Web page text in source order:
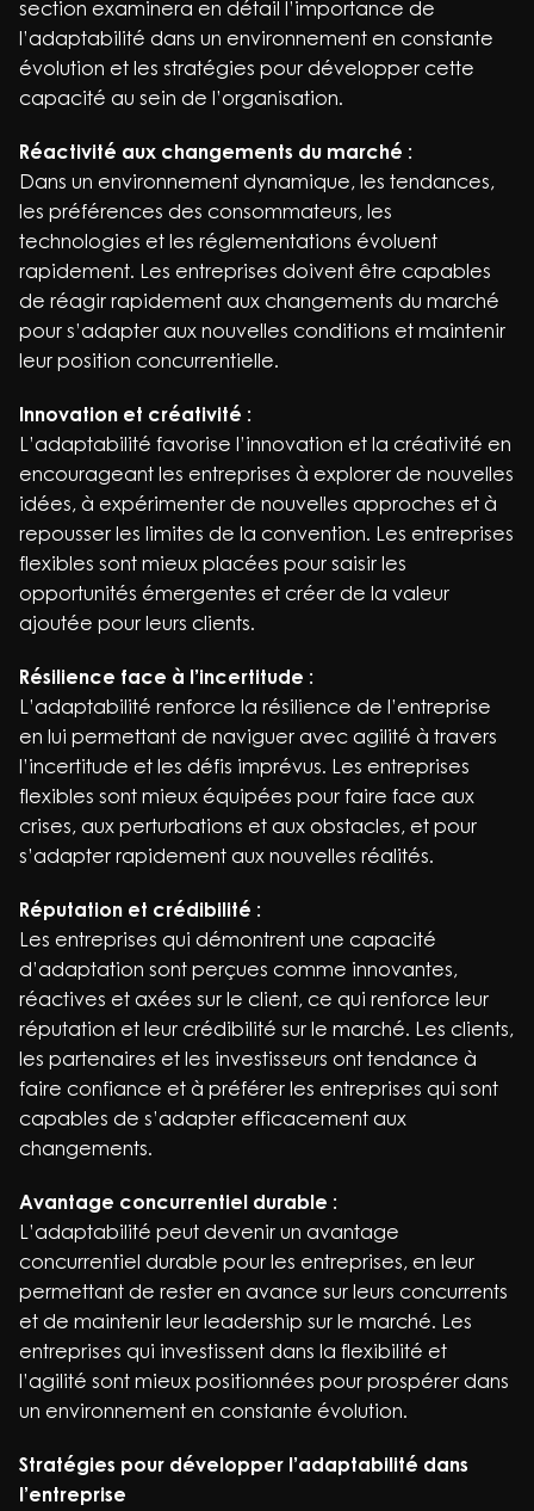
section examinera en détail l’importance de
l’adaptabilité dans un environnement en constante
évolution et les stratégies pour développer cette
capacité au sein de l’organisation.
Réactivité aux changements du marché :
Dans un environnement dynamique, les tendances,
les préférences des consommateurs, les
technologies et les réglementations évoluent
rapidement. Les entreprises doivent être capables
de réagir rapidement aux changements du marché
pour s’adapter aux nouvelles conditions et maintenir
leur position concurrentielle.
Innovation et créativité :
L’adaptabilité favorise l’innovation et la créativité en
encourageant les entreprises à explorer de nouvelles
idées, à expérimenter de nouvelles approches et à
repousser les limites de la convention. Les entreprises
flexibles sont mieux placées pour saisir les
opportunités émergentes et créer de la valeur
ajoutée pour leurs clients.
Résilience face à l’incertitude :
L’adaptabilité renforce la résilience de l’entreprise
en lui permettant de naviguer avec agilité à travers
l’incertitude et les défis imprévus. Les entreprises
flexibles sont mieux équipées pour faire face aux
crises, aux perturbations et aux obstacles, et pour
s’adapter rapidement aux nouvelles réalités.
Réputation et crédibilité :
Les entreprises qui démontrent une capacité
d’adaptation sont perçues comme innovantes,
réactives et axées sur le client, ce qui renforce leur
réputation et leur crédibilité sur le marché. Les clients,
les partenaires et les investisseurs ont tendance à
faire confiance et à préférer les entreprises qui sont
capables de s’adapter efficacement aux
changements.
Avantage concurrentiel durable :
L’adaptabilité peut devenir un avantage
concurrentiel durable pour les entreprises, en leur
permettant de rester en avance sur leurs concurrents
et de maintenir leur leadership sur le marché. Les
entreprises qui investissent dans la flexibilité et
l’agilité sont mieux positionnées pour prospérer dans
un environnement en constante évolution.
Stratégies pour développer l’adaptabilité dans
l’entreprise